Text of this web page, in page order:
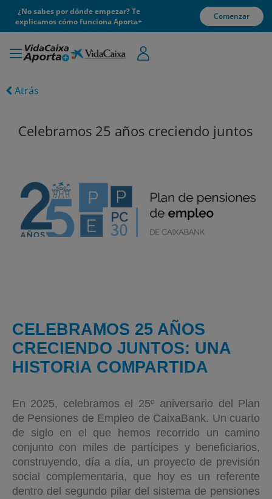
¿No sabes por dónde empezar? Te
explicamos cómo funciona Aporta+
Comenzar
Atrás
Celebramos 25 años creciendo juntos
CELEBRAMOS 25 AÑOS
CRECIENDO JUNTOS: UNA
HISTORIA COMPARTIDA
En 2025, celebramos el 25º aniversario del Plan
de Pensiones de Empleo de CaixaBank. Un cuarto
de siglo en el que hemos recorrido un camino
conjunto con miles de partícipes y beneficiarios,
construyendo, día a día, un proyecto de previsión
social complementaria, que hoy es un referente
dentro del segundo pilar del sistema de pensiones